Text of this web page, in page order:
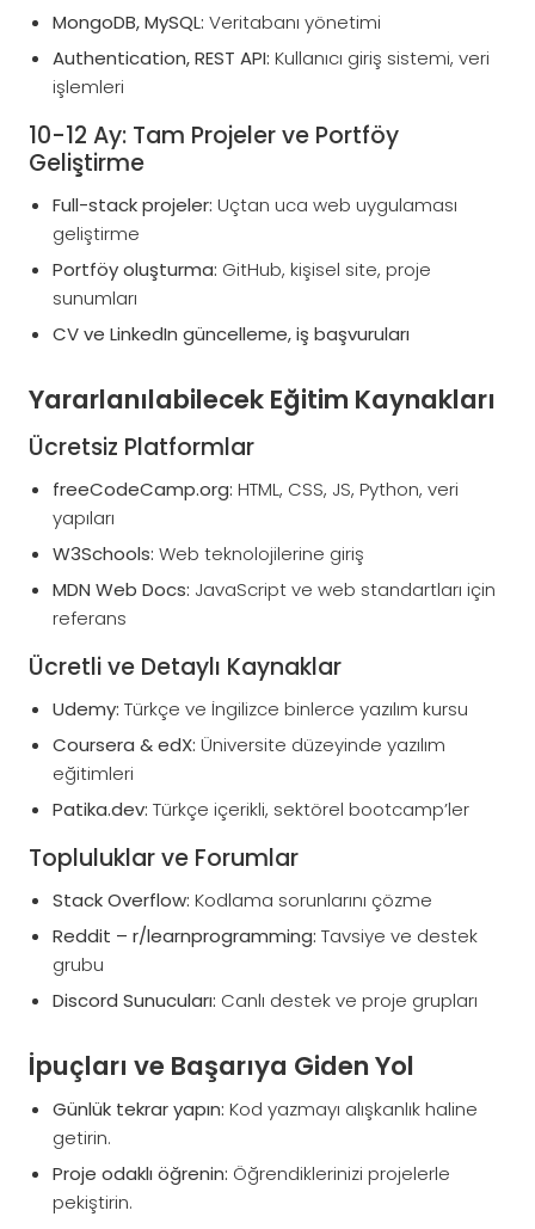
MongoDB, MySQL: Veritabanı yönetimi
Authentication, REST API: Kullanıcı giriş sistemi, veri
işlemleri
10-12 Ay: Tam Projeler ve Portföy
Geliştirme
Full-stack projeler: Uçtan uca web uygulaması
geliştirme
Portföy oluşturma: GitHub, kişisel site, proje
sunumları
CV ve LinkedIn güncelleme, iş başvuruları
Yararlanılabilecek Eğitim Kaynakları
Ücretsiz Platformlar
freeCodeCamp.org: HTML, CSS, JS, Python, veri
yapıları
W3Schools: Web teknolojilerine giriş
MDN Web Docs: JavaScript ve web standartları için
referans
Ücretli ve Detaylı Kaynaklar
Udemy: Türkçe ve İngilizce binlerce yazılım kursu
Coursera & edX: Üniversite düzeyinde yazılım
eğitimleri
Patika.dev: Türkçe içerikli, sektörel bootcamp’ler
Topluluklar ve Forumlar
Stack Overflow: Kodlama sorunlarını çözme
Reddit – r/learnprogramming: Tavsiye ve destek
grubu
Discord Sunucuları: Canlı destek ve proje grupları
İpuçları ve Başarıya Giden Yol
Günlük tekrar yapın: Kod yazmayı alışkanlık haline
getirin.
Proje odaklı öğrenin: Öğrendiklerinizi projelerle
pekiştirin.